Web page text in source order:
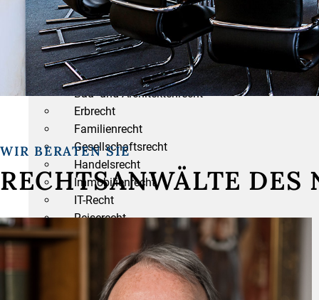
ANWALTLICHE LEISTUNGEN
Arbeitsrecht
Bau- und Architektenrecht
Erbrecht
Familienrecht
Gesellschaftsrecht
Handelsrecht
Immobilienrecht
IT-Recht
Reiserecht
Steuerrecht
Verkehrsrecht
Versicherungsrecht
Verwaltungsrecht
WIR BERATEN SIE
RECHTSANWÄLTE DES